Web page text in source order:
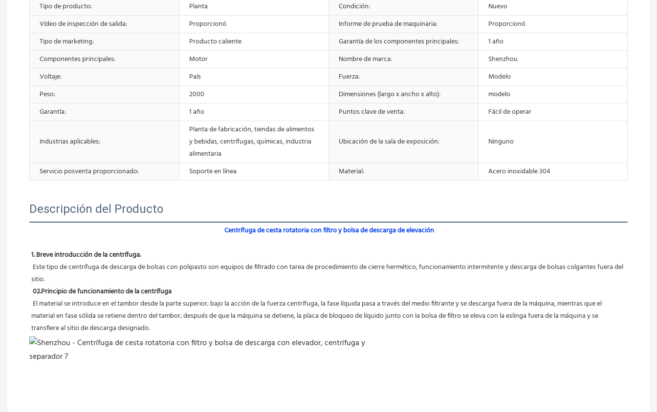
Tipo de producto:
Planta Condición:
Nuevo
Vídeo de inspección de salida:
Proporcionó Informe de prueba de maquinaria:
Proporcionó
Tipo de marketing:
Producto caliente Garantía de los componentes principales:
1 año
Componentes principales:
Motor Nombre de marca:
Shenzhou
Voltaje:
País Fuerza:
Modelo
Peso:
2000 Dimensiones (largo x ancho x alto):
modelo
Garantía:
1 año Puntos clave de venta: Fácil de operar
Industrias aplicables:
Planta de fabricación, tiendas de alimentos
y bebidas, centrífugas, químicas, industria
alimentaria
Ubicación de la sala de exposición: Ninguno
Servicio posventa proporcionado: Soporte en línea Material: Acero inoxidable 304
Descripción del Producto
Centrífuga de cesta rotatoria con filtro y bolsa de descarga de elevación
1. Breve introducción de la centrífuga.
sitio.
02.Principio de funcionamiento de la centrífuga
material en fase sólida se retiene dentro del tambor; después de que la máquina se detiene, la placa de bloqueo de líquido junto con la bolsa de filtro se eleva con la eslinga fuera de la máquina y se
transfiere al sitio de descarga designado.